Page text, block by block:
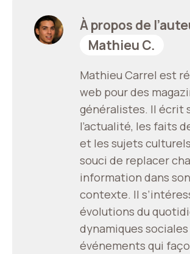
À propos de
Mathieu C.
Mathieu Carrel est
web pour des
généralistes. Il écrit
l’actualité, les faits
et les sujets
souci de replacer
information dans son
contexte. Il
évolutions du
dynamiques
événements qui